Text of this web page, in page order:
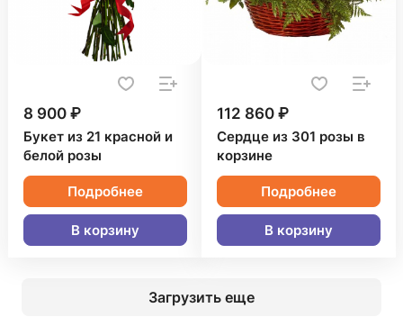
8 900 ₽
Букет из 21 красной и
белой розы
Подробнее
В корзину
112 860 ₽
Сердце из 301 розы в
корзине
Подробнее
В корзину
Загрузить еще